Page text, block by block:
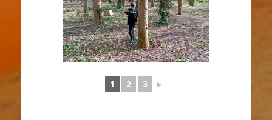
1 2 3 ►